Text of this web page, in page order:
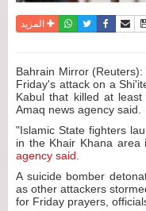
للطباعة
حفظ الموضوع
أرسل الى صديق
فيسبوكتويترواتسابالمزيد
Bahrain Mirror
Friday's attack on a
Kabul that killed at
Amaq news agency said.
"Islamic State fighters
in the Khair Khana area
agency said.
A suicide bomber
as other attackers
for Friday prayers,